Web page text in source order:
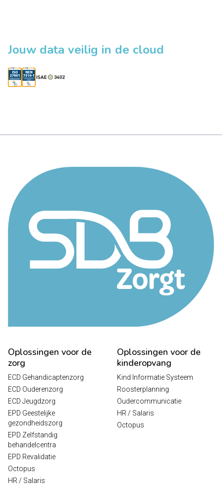
Jouw data veilig in de cloud
Oplossingen voor de
zorg
ECD Gehandicaptenzorg
ECD Ouderenzorg
ECD Jeugdzorg
EPD Geestelijke
gezondheidszorg
EPD Zelfstandig
behandelcentra
EPD Revalidatie
Octopus
HR / Salaris
Oplossingen voor de
kinderopvang
Kind Informatie Systeem
Roosterplanning
Oudercommunicatie
HR / Salaris
Octopus